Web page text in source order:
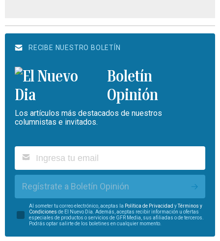
RECIBE NUESTRO BOLETÍN
Boletín
Opinión
Los artículos más destacados de nuestros
columnistas e invitados.
Regístrate a Boletín Opinión
Al someter tu correo electrónico, aceptas la Política de Privacidad yTérminos y
Condiciones de El Nuevo Día. Además, aceptas recibir información u ofertas
especiales de productos o servicios de GFR Media, sus afiliadas o de terceros.
Podrás optar salirte de los boletines en cualquier momento.